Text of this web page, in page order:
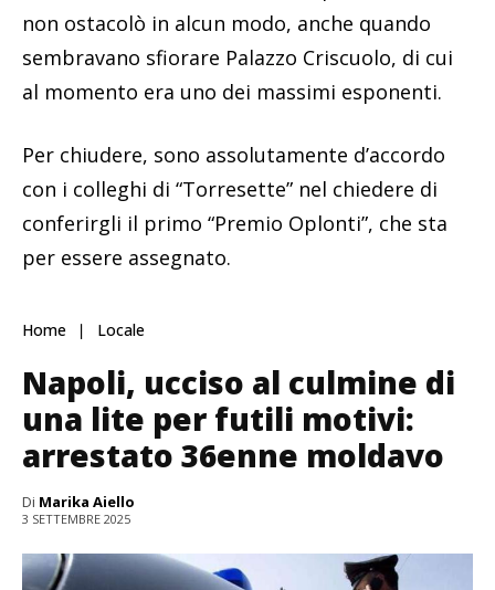
non ostacolò in alcun modo, anche quando
sembravano sfiorare Palazzo Criscuolo, di cui
al momento era uno dei massimi esponenti.
Per chiudere, sono assolutamente d’accordo
con i colleghi di “Torresette” nel chiedere di
conferirgli il primo “Premio Oplonti”, che sta
per essere assegnato.
Home Locale
Napoli, ucciso al culmine di
una lite per futili motivi:
arrestato 36enne moldavo
Di Marika Aiello
3 SETTEMBRE 2025